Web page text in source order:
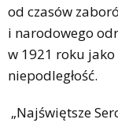
od czasów
i narodowego
w 1921 roku jako
niepodległość.
„Najświętsze